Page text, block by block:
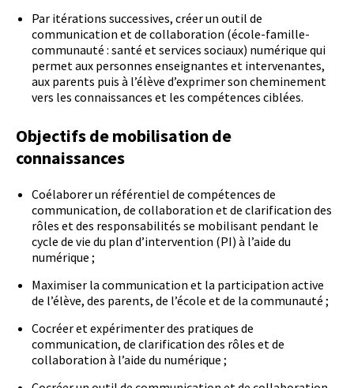
Par itérations successives, créer un outil de
communication et de collaboration (école-famille-
communauté : santé et services sociaux) numérique qui
permet aux personnes enseignantes et intervenantes,
aux parents puis à l’élève d’exprimer son cheminement
vers les connaissances et les compétences ciblées.
Objectifs de mobilisation de
connaissances
Coélaborer un référentiel de compétences de
communication, de collaboration et de clarification des
rôles et des responsabilités se mobilisant pendant le
cycle de vie du plan d’intervention (PI) à l’aide du
numérique ;
Maximiser la communication et la participation active
de l’élève, des parents, de l’école et de la communauté ;
Cocréer et expérimenter des pratiques de
communication, de clarification des rôles et de
collaboration à l’aide du numérique ;